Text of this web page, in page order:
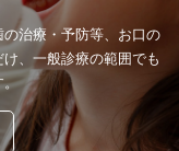
治療・予防等、お口の
、一般診療の範囲でも
。